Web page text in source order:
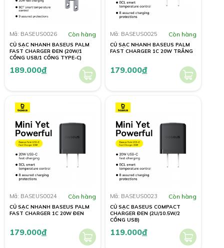
Mã: BASEUS0026 Còn hàng
CỦ SẠC NHANH BASEUS PALM
FAST CHARGER ĐEN (20W/1
CỔNG USB/1 CỔNG TYPE-C)
189.000đ
Mã: BASEUS0025 Còn hàng
CỦ SẠC NHANH BASEUS PALM
FAST CHARGER 1C 20W TRẮNG
179.000đ
Mã: BASEUS0024 Còn hàng
CỦ SẠC NHANH BASEUS PALM
FAST CHARGER 1C 20W ĐEN
179.000đ
Mã: BASEUS0023 Còn hàng
CỦ SẠC BASEUS COMPACT
CHARGER ĐEN (2U/10.5W/2
CỔNG USB)
119.000đ